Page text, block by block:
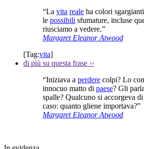
“La vita reale ha colori
le possibili sfumature, incluse
riusciamo a vedere.”
Margaret Eleanor Atwood
[Tag:vita]
di più su questa frase ››
“Iniziava a perdere colpi? Lo
innocuo matto di paese? Gli
spalle? Qualcuno si accorgeva
caso: quanto gliene importava?”
Margaret Eleanor Atwood